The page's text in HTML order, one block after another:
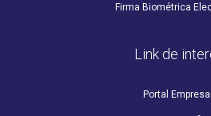
Firma Biométrica
Link de
Portal